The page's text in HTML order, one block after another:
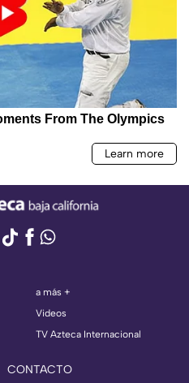
a más +
Videos
TV Azteca Internacional
CONTACTO